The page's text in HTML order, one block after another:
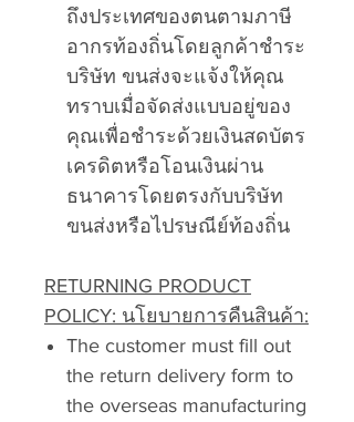
ถึงประเทศของตนตามภาษี
อากรท้องถิ่นโดยลูกค้าชำระ
บริษัท ขนส่งจะแจ้งให้คุณ
ทราบเมื่อจัดส่งแบบอยู่ของ
คุณเพื่อชำระด้วยเงินสดบัตร
เครดิตหรือโอนเงินผ่าน
ธนาคารโดยตรงกับบริษัท
ขนส่งหรือไปรษณีย์ท้องถิ่น
RETURNING PRODUCT
POLICY: นโยบายการคืนสินค้า:
The customer must fill out
the return delivery form to
the overseas manufacturing